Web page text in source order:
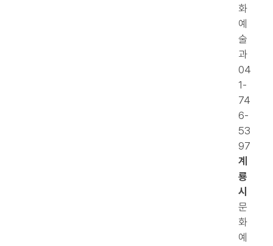
화
예
술
과
04
1-
74
6-
53
97
계
룡
시
문
화
예